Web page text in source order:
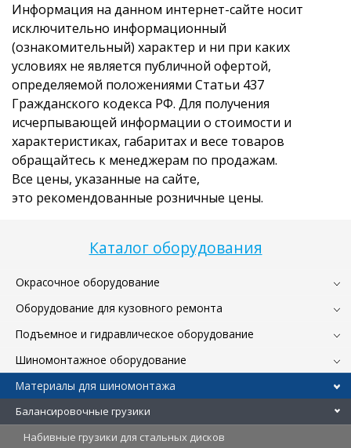
Каталог оборудования
Окрасочное оборудование
Оборудование для кузовного ремонта
Подъемное и гидравлическое оборудование
Шиномонтажное оборудование
Материалы для шиномонтажа
Балансировочные грузики
Набивные грузики для стальных дисков
Информация на данном интернет-сайте носит
исключительно информационный
(ознакомительный) характер и ни при каких
условиях не является публичной офертой,
определяемой положениями Статьи 437
Гражданского кодекса РФ. Для получения
исчерпывающей информации о стоимости и
характеристиках, габаритах и весе товаров
обращайтесь к менеджерам по продажам.
Все цены, указанные на сайте,
это рекомендованные розничные цены.